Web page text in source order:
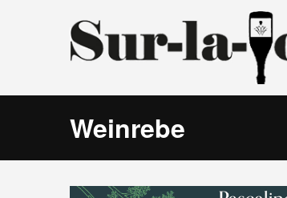
Weinrebe